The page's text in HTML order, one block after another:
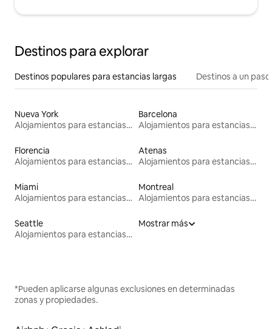
Destinos para explorar
Destinos populares para estancias largas Destinos a un
Nueva York
Alojamientos para estancias largas
Barcelona
Alojamientos para estancias largas
Florencia
Alojamientos para estancias largas
Atenas
Alojamientos para estancias largas
Miami
Alojamientos para estancias largas
Montreal
Alojamientos para estancias largas
Seattle
Alojamientos para estancias largas
Mostrar más
*Pueden aplicarse algunas exclusiones en determinadas
zonas y propiedades.